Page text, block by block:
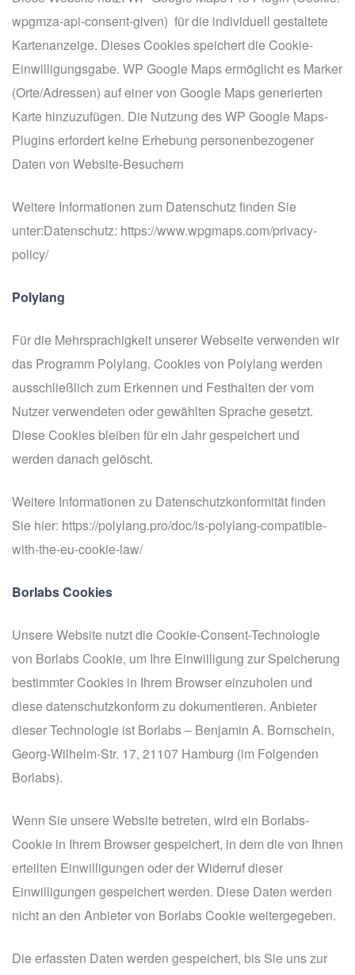
wpgmza-api-consent-given) für die individuell gestaltete
Kartenanzeige. Dieses Cookies speichert die Cookie-
Einwilligungsgabe. WP Google Maps ermöglicht es Marker
(Orte/Adressen) auf einer von Google Maps generierten
Karte hinzuzufügen. Die Nutzung des WP Google Maps-
Plugins erfordert keine Erhebung personenbezogener
Daten von Website-Besuchern
Weitere Informationen zum Datenschutz finden Sie
unter:Datenschutz: https://www.wpgmaps.com/privacy-
policy/
Polylang
Für die Mehrsprachigkeit unserer Webseite verwenden wir
das Programm Polylang. Cookies von Polylang werden
ausschließlich zum Erkennen und Festhalten der vom
Nutzer verwendeten oder gewählten Sprache gesetzt.
Diese Cookies bleiben für ein Jahr gespeichert und
werden danach gelöscht.
Weitere Informationen zu Datenschutzkonformität finden
Sie hier: https://polylang.pro/doc/is-polylang-compatible-
with-the-eu-cookie-law/
Borlabs Cookies
Unsere Website nutzt die Cookie-Consent-Technologie
von Borlabs Cookie, um Ihre Einwilligung zur Speicherung
bestimmter Cookies in Ihrem Browser einzuholen und
diese datenschutzkonform zu dokumentieren. Anbieter
dieser Technologie ist Borlabs – Benjamin A. Bornschein,
Georg-Wilhelm-Str. 17, 21107 Hamburg (im Folgenden
Borlabs).
Wenn Sie unsere Website betreten, wird ein Borlabs-
Cookie in Ihrem Browser gespeichert, in dem die von Ihnen
erteilten Einwilligungen oder der Widerruf dieser
Einwilligungen gespeichert werden. Diese Daten werden
nicht an den Anbieter von Borlabs Cookie weitergegeben.
Die erfassten Daten werden gespeichert, bis Sie uns zur